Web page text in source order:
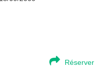
Réserver